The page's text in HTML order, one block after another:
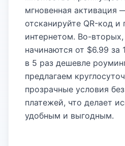
мгновенная активация
отсканируйте QR-код и
интернетом. Во-
начинаются от $6.99 за
в 5 раз дешевле
предлагаем
прозрачные условия
платежей, что делает
удобным и выгодным.